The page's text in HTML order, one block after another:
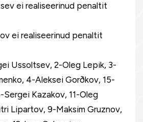
ei realiseerinud penaltit
ei realiseerinud penaltit
Ussoltsev, 2-Oleg Lepik, 3-
4-Aleksei Gorðkov, 15-
Kazakov, 11-Oleg
Lipartov, 9-Maksim Gruznov,